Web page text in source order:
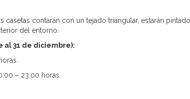
casetas contarán con un tejado triangular, estarán
del entorno.
al 31 de diciembre):
– 23:00 horas.